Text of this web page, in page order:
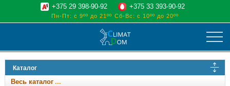
климат
отопительные котлы
+375 29 398-90-92 +375 33 393-90-92
Пн-Пт: с 9ºº до 21ºº Сб-Вс: с 10ºº до 20ºº
Каталог
Весь каталог